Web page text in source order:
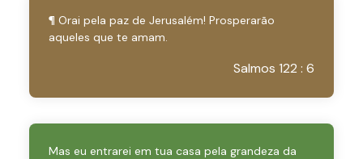
¶ Orai pela paz de Jerusalém! Prosperarão
aqueles que te amam.
Salmos 122 : 6
Mas eu entrarei em tua casa pela grandeza da